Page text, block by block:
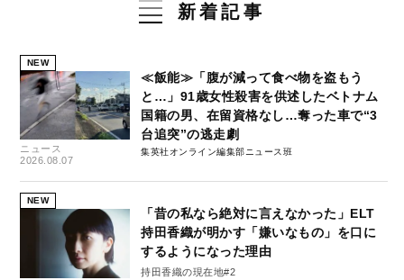
新着記事
NEW
ニュース
2026.08.07
≪飯能≫「腹が減って食べ物を盗もう
と…」91歳女性殺害を供述したベトナム
国籍の男、在留資格なし…奪った車で“3
台追突”の逃走劇
集英社オンライン編集部ニュース班
NEW
「昔の私なら絶対に言えなかった」ELT
持田香織が明かす「嫌いなもの」を口に
するようになった理由
持田香織の現在地#2